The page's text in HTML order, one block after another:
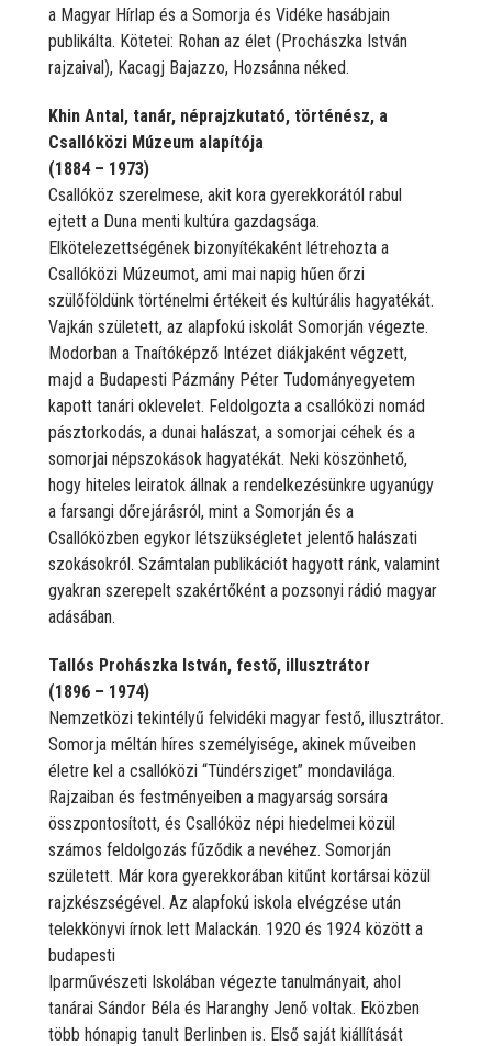
a Magyar Hírlap és a Somorja és Vidéke hasábjain
publikálta. Kötetei: Rohan az élet (Prochászka István
rajzaival), Kacagj Bajazzo, Hozsánna néked.
Khin Antal, tanár, néprajzkutató, történész, a
Csallóközi Múzeum alapítója
(1884 – 1973)
Csallóköz szerelmese, akit kora gyerekkorától rabul
ejtett a Duna menti kultúra gazdagsága.
Elkötelezettségének bizonyítékaként létrehozta a
Csallóközi Múzeumot, ami mai napig hűen őrzi
szülőföldünk történelmi értékeit és kultúrális hagyatékát.
Vajkán született, az alapfokú iskolát Somorján végezte.
Modorban a Tnaítóképző Intézet diákjaként végzett,
majd a Budapesti Pázmány Péter Tudományegyetem
kapott tanári oklevelet. Feldolgozta a csallóközi nomád
pásztorkodás, a dunai halászat, a somorjai céhek és a
somorjai népszokások hagyatékát. Neki köszönhető,
hogy hiteles leiratok állnak a rendelkezésünkre ugyanúgy
a farsangi dőrejárásról, mint a Somorján és a
Csallóközben egykor létszükségletet jelentő halászati
szokásokról. Számtalan publikációt hagyott ránk, valamint
gyakran szerepelt szakértőként a pozsonyi rádió magyar
adásában.
Tallós Prohászka István, festő, illusztrátor
(1896 – 1974)
Nemzetközi tekintélyű felvidéki magyar festő, illusztrátor.
Somorja méltán híres személyisége, akinek műveiben
életre kel a csallóközi “Tündérsziget” mondavilága.
Rajzaiban és festményeiben a magyarság sorsára
összpontosított, és Csallóköz népi hiedelmei közül
számos feldolgozás fűződik a nevéhez. Somorján
született. Már kora gyerekkorában kitűnt kortársai közül
rajzkészségével. Az alapfokú iskola elvégzése után
telekkönyvi írnok lett Malackán. 1920 és 1924 között a
budapesti
Iparművészeti Iskolában végezte tanulmányait, ahol
tanárai Sándor Béla és Haranghy Jenő voltak. Eközben
több hónapig tanult Berlinben is. Első saját kiállítását